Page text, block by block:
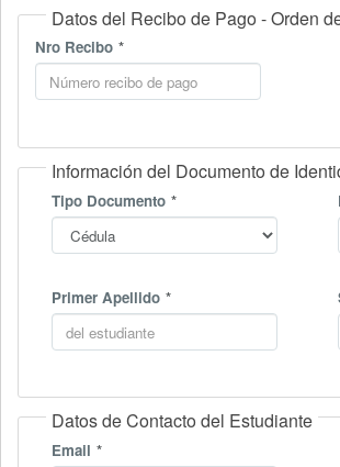
Datos del Recibo de Pago - Orden
Nro Recibo
Información del Documento de
Tipo Documento
Primer Apellido
Datos de Contacto del Estudiante
Email